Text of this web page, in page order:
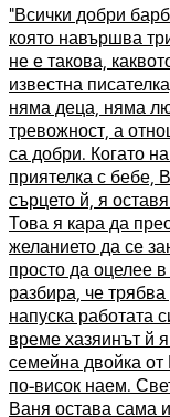
"Всички добри
която навършва
не е такова,
известна
няма деца, няма
тревожност, а
са добри. Когато
приятелка с бебе,
сърцето й, я
Това я кара да
желанието да се
просто да оцелее
разбира, че
напуска работата
време хазяинът й
семейна двойка
по-висок наем.
Ваня остава сама